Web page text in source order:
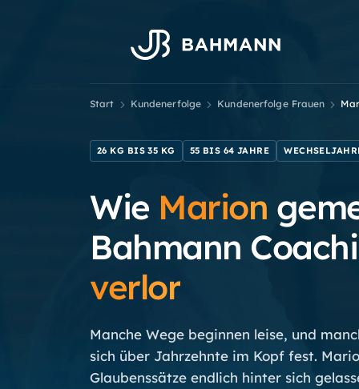
Start Kundenerfolge Kundenerfolge Frauen
26 KG BIS 35 KG 55 BIS 64 JAHRE
Wie Marion
Bahmann
verlor
Manche Wege beginnen leise, und
sich über Jahrzehnte im Kopf fest.
Glaubenssätze endlich hinter sich